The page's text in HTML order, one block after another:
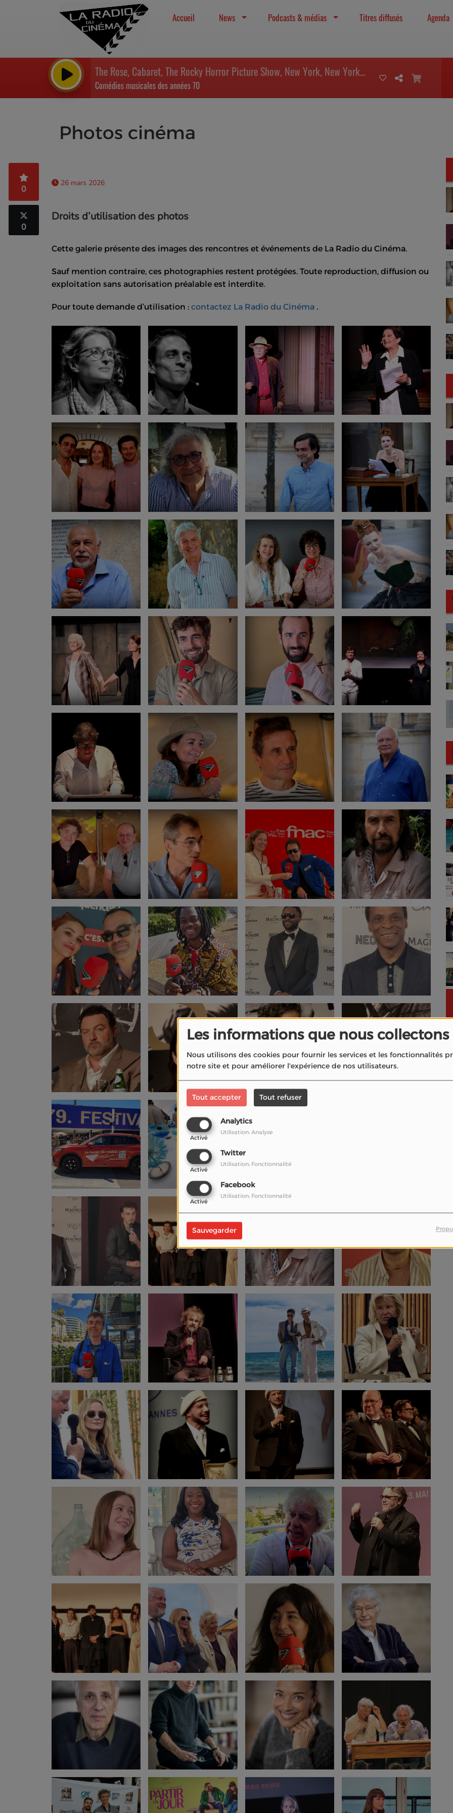
Les informations que nous collectons
Nous utilisons des cookies pour fournir les services et les fonctionnalités
notre site et pour améliorer l'expérience de nos utilisateurs.
Tout accepter Tout refuser
Analytics
Activé
Utilisation: Analyse
Twitter
Activé
Utilisation: Fonctionnalité
Facebook
Activé
Utilisation: Fonctionnalité
Sauvegarder
Accueil News Podcasts & médias Titres diffusés Agenda
The Rose, Cabaret, The Rocky Horror Picture Show, New York, New York, Mélodie pour un tueur, HAIR
Comédies musicales des années 70
Photos cinéma
0
0
26 mars 2026
Droits d’utilisation des photos
Cette galerie présente des images des rencontres et événements de La Radio du Cinéma.
Sauf mention contraire, ces photographies restent protégées. Toute reproduction, diffusion ou
exploitation sans autorisation préalable est interdite.
Pour toute demande d’utilisation : contactez La Radio du Cinéma .